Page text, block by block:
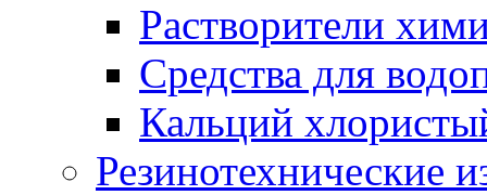
Растворители
Средства для
Кальций
Резинотехнические